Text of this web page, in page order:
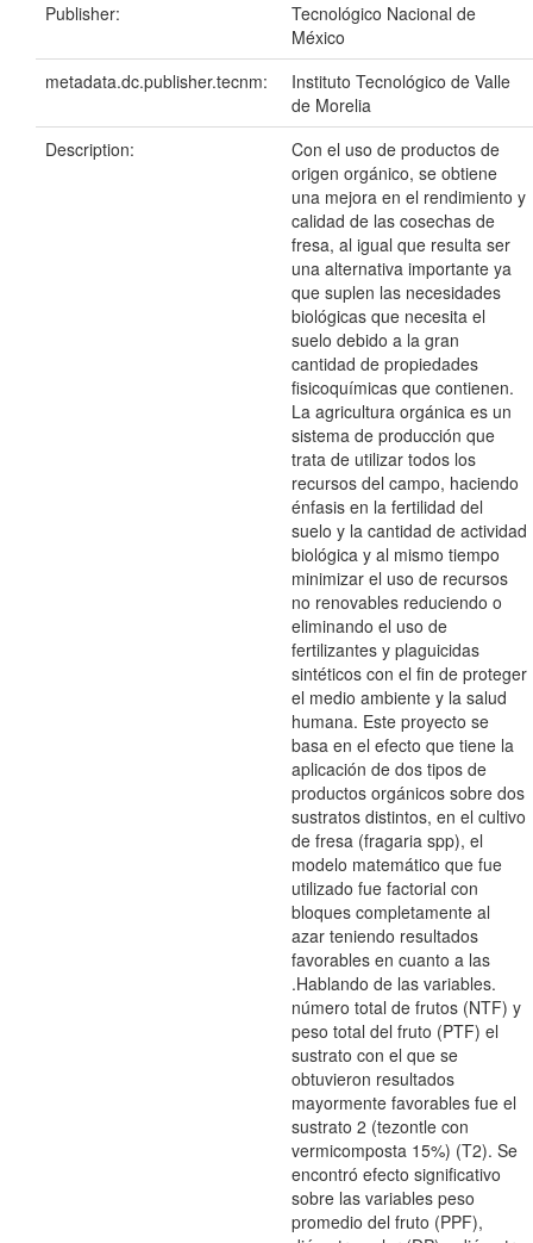
Publisher:
Tecnológico Nacional de
México
metadata.dc.publisher.tecnm:
Instituto Tecnológico de Valle
de Morelia
Description:
Con el uso de productos de
origen orgánico, se obtiene
una mejora en el rendimiento y
calidad de las cosechas de
fresa, al igual que resulta ser
una alternativa importante ya
que suplen las necesidades
biológicas que necesita el
suelo debido a la gran
cantidad de propiedades
fisicoquímicas que contienen.
La agricultura orgánica es un
sistema de producción que
trata de utilizar todos los
recursos del campo, haciendo
énfasis en la fertilidad del
suelo y la cantidad de actividad
biológica y al mismo tiempo
minimizar el uso de recursos
no renovables reduciendo o
eliminando el uso de
fertilizantes y plaguicidas
sintéticos con el fin de proteger
el medio ambiente y la salud
humana. Este proyecto se
basa en el efecto que tiene la
aplicación de dos tipos de
productos orgánicos sobre dos
sustratos distintos, en el cultivo
de fresa (fragaria spp), el
modelo matemático que fue
utilizado fue factorial con
bloques completamente al
azar teniendo resultados
favorables en cuanto a las
.Hablando de las variables.
número total de frutos (NTF) y
peso total del fruto (PTF) el
sustrato con el que se
obtuvieron resultados
mayormente favorables fue el
sustrato 2 (tezontle con
vermicomposta 15%) (T2). Se
encontró efecto significativo
sobre las variables peso
promedio del fruto (PPF),